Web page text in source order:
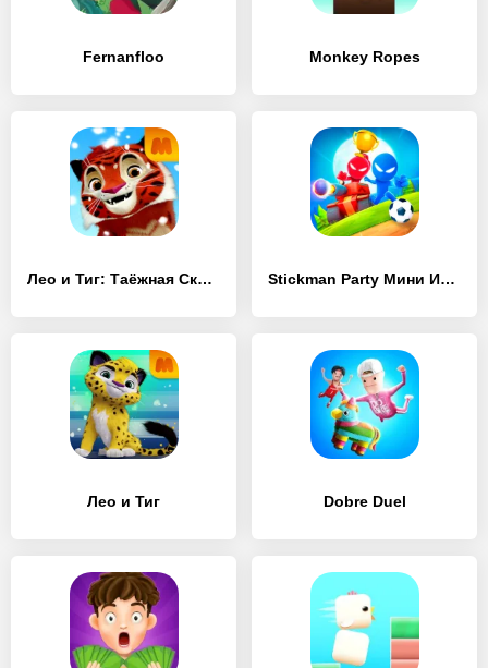
Fernanfloo Monkey Ropes
Лео и Тиг: Таёжная Сказка Stickman Party Мини Игры 2 3 4
Лео и Тиг Dobre Duel